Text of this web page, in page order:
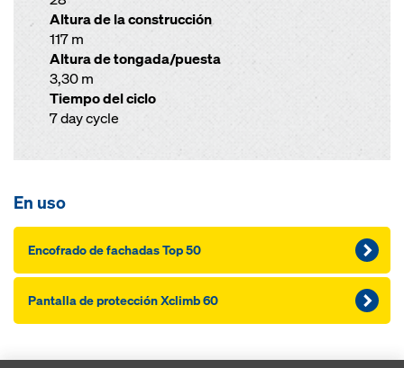
Altura de la construcción
117 m
Altura de tongada/puesta
3,30 m
Tiempo del ciclo
7 day cycle
En uso
Encofrado de fachadas Top 50
Pantalla de protección Xclimb 60